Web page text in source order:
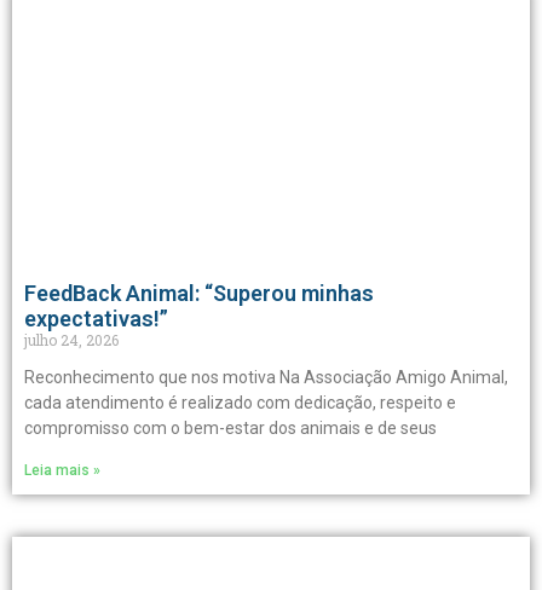
FeedBack Animal: “Superou minhas
expectativas!”
julho 24, 2026
Reconhecimento que nos motiva Na Associação Amigo Animal,
cada atendimento é realizado com dedicação, respeito e
compromisso com o bem-estar dos animais e de seus
Leia mais »